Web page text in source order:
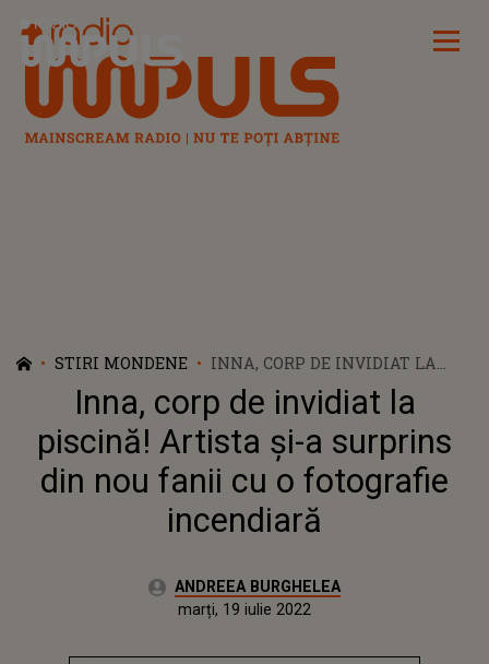
Radio Impuls
STIRI MONDENE
INNA, CORP DE INVIDIAT LA
PISCINĂ! ARTISTA ȘI-A
SURPRINS DIN NOU FANII CU O
FOTOGRAFIE INCENDIARĂ
Inna, corp de invidiat la
piscină! Artista și-a surprins
din nou fanii cu o fotografie
incendiară
Autor:ANDREEA BURGHELEA
Actualizat:
marți, 19 iulie 2022